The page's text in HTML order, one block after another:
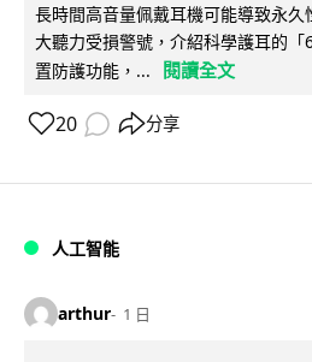
長時間高音量佩戴耳機可能導致永
大聽力受損警號，介紹科學護耳的
置防護功能，...
閱讀全文
20 分享
人工智能
arthur 1 日